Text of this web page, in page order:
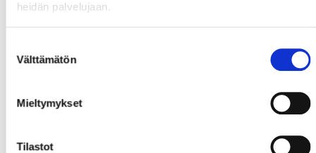
heidän palvelujaan.
valinta
Välttämätön
Mieltymykset
Tilastot